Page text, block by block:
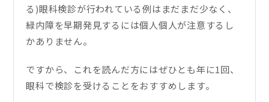
る)眼科検診が行われている例はまだまだ少なく、
緑内障を早期発見するには個人個人が注意するし
かありません。
ですから、これを読んだ方にはぜひとも年に1回、
眼科で検診を受けることをおすすめします。